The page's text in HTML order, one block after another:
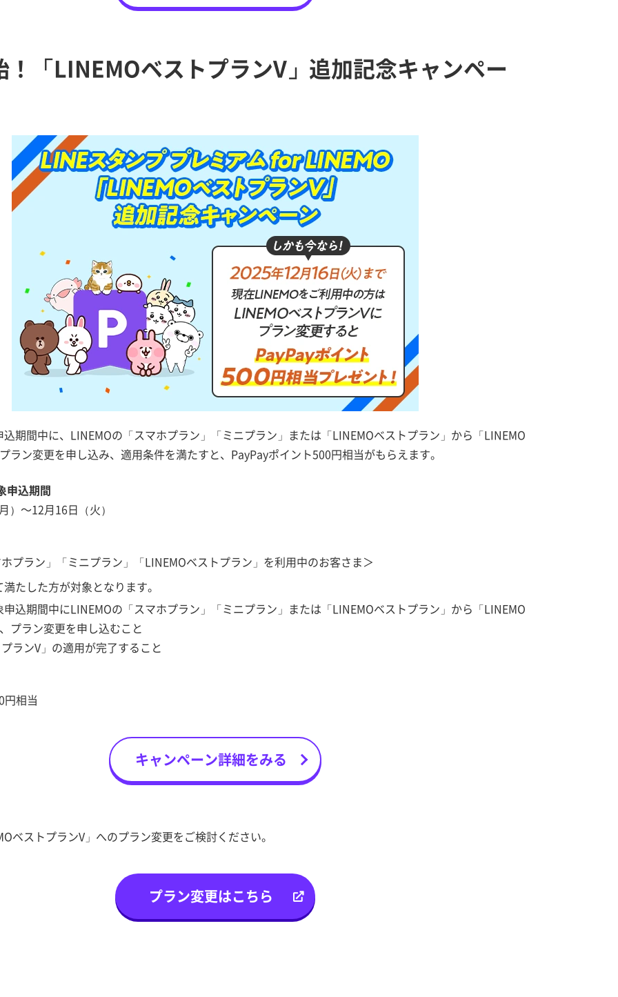
！「LINEMOベストプランV」追加記念キャンペー
期間中に、LINEMOの「スマホプラン」「ミニプラン」または「LINEMOベストプラン」から「LINEMO
ラン変更を申し込み、適用条件を満たすと、PayPayポイント500円相当がもらえます。
申込期間
）～12月16日（火）
プラン」「ミニプラン」「LINEMOベストプラン」を利用中のお客さま＞
たした方が対象となります。
込期間中にLINEMOの「スマホプラン」「ミニプラン」または「LINEMOベストプラン」から「LINEMO
プラン変更を申し込むこと
ランV」の適用が完了すること
円相当
キャンペーン詳細をみる
ベストプランV」へのプラン変更をご検討ください。
プラン変更はこちら